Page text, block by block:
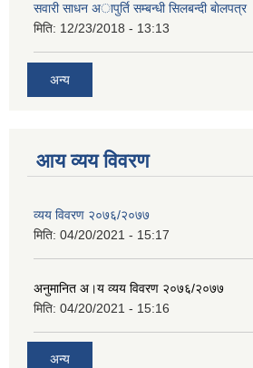
सवारी साधन अापुर्ति सम्बन्धी सिलबन्दी बाेलपत्र
मिति: 12/23/2018 - 13:13
अन्य
आय व्यय विवरण
व्यय विवरण २०७६/२०७७
मिति: 04/20/2021 - 15:17
अनुमानित अ।य व्यय विवरण २०७६/२०७७
मिति: 04/20/2021 - 15:16
अन्य